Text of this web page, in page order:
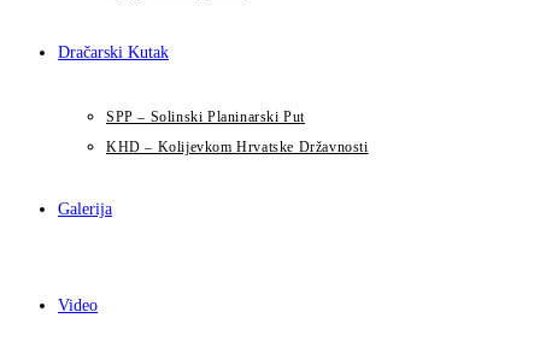
Dračarski Kutak
SPP – Solinski Planinarski Put
KHD – Kolijevkom Hrvatske Državnosti
Galerija
Video